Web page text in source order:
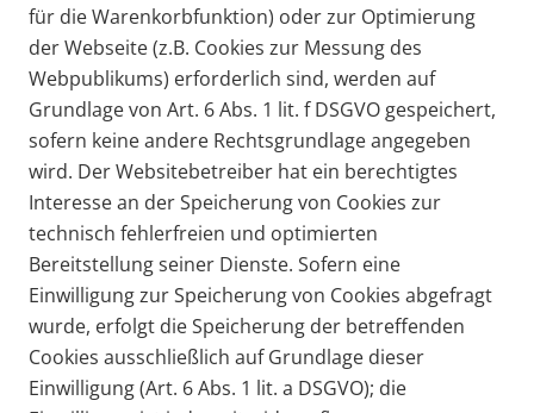
für die Warenkorbfunktion) oder zur Optimierung
der Webseite (z.B. Cookies zur Messung des
Webpublikums) erforderlich sind, werden auf
Grundlage von Art. 6 Abs. 1 lit. f DSGVO gespeichert,
sofern keine andere Rechtsgrundlage angegeben
wird. Der Websitebetreiber hat ein berechtigtes
Interesse an der Speicherung von Cookies zur
technisch fehlerfreien und optimierten
Bereitstellung seiner Dienste. Sofern eine
Einwilligung zur Speicherung von Cookies abgefragt
wurde, erfolgt die Speicherung der betreffenden
Cookies ausschließlich auf Grundlage dieser
Einwilligung (Art. 6 Abs. 1 lit. a DSGVO); die